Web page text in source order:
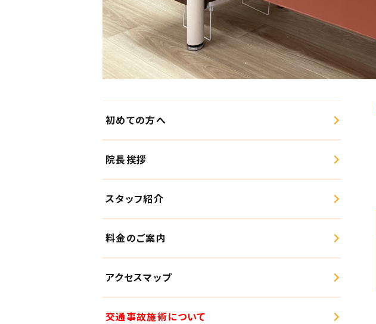
初めての方へ
院長挨拶
スタッフ紹介
料金のご案内
アクセスマップ
交通事故施術について